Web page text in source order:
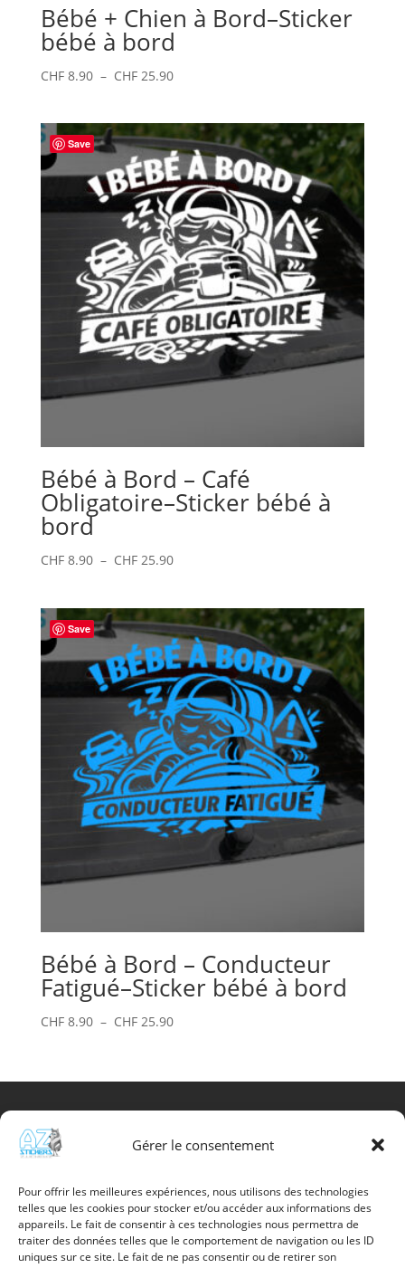
Gérer le consentement
Pour offrir les meilleures expériences, nous utilisons des technologies
telles que les cookies pour stocker et/ou accéder aux informations des
appareils. Le fait de consentir à ces technologies nous permettra de
traiter des données telles que le comportement de navigation ou les ID
uniques sur ce site. Le fait de ne pas consentir ou de retirer son
Bébé + Chien à Bord–Sticker
bébé à bord
CHF8.90 – CHF25.90Plage
CHF 8.90
à
CHF 25.90
Save
Bébé à Bord – Café
Obligatoire–Sticker bébé à
bord
CHF8.90 – CHF25.90Plage
CHF 8.90
à
CHF 25.90
Save
Bébé à Bord – Conducteur
Fatigué–Sticker bébé à bord
CHF8.90 – CHF25.90Plage
CHF 8.90
Info utile
Promotions
Nouveaux produits
Meilleures Ventes
Contactez-nous